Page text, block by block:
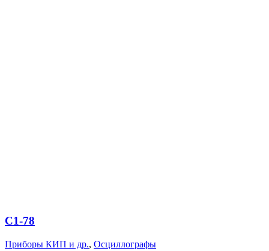
С1-78
Приборы КИП и др., Осциллографы